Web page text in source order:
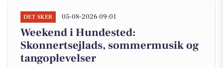
DET SKER 05-08-2026 09:01
Weekend i Hundested:
Skonnertsejlads, sommermusik og
tangoplevelser